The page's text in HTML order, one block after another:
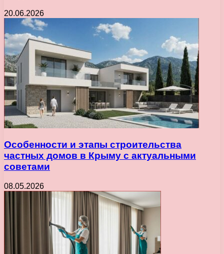
20.06.2026
Особенности и этапы строительства
частных домов в Крыму с актуальными
советами
08.05.2026